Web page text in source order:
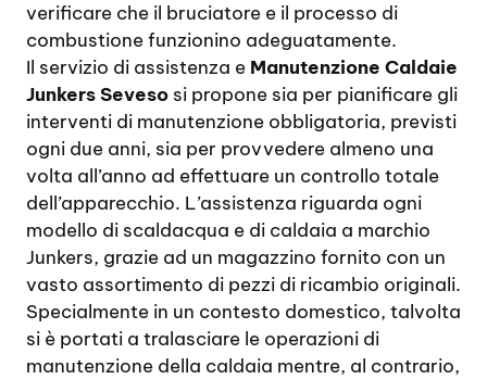
verificare che il bruciatore e il processo di
combustione funzionino adeguatamente.
Il servizio di assistenza e Manutenzione Caldaie
Junkers Seveso si propone sia per pianificare gli
interventi di manutenzione obbligatoria, previsti
ogni due anni, sia per provvedere almeno una
volta all’anno ad effettuare un controllo totale
dell’apparecchio. L’assistenza riguarda ogni
modello di scaldacqua e di caldaia a marchio
Junkers, grazie ad un magazzino fornito con un
vasto assortimento di pezzi di ricambio originali.
Specialmente in un contesto domestico, talvolta
si è portati a tralasciare le operazioni di
manutenzione della caldaia mentre, al contrario,